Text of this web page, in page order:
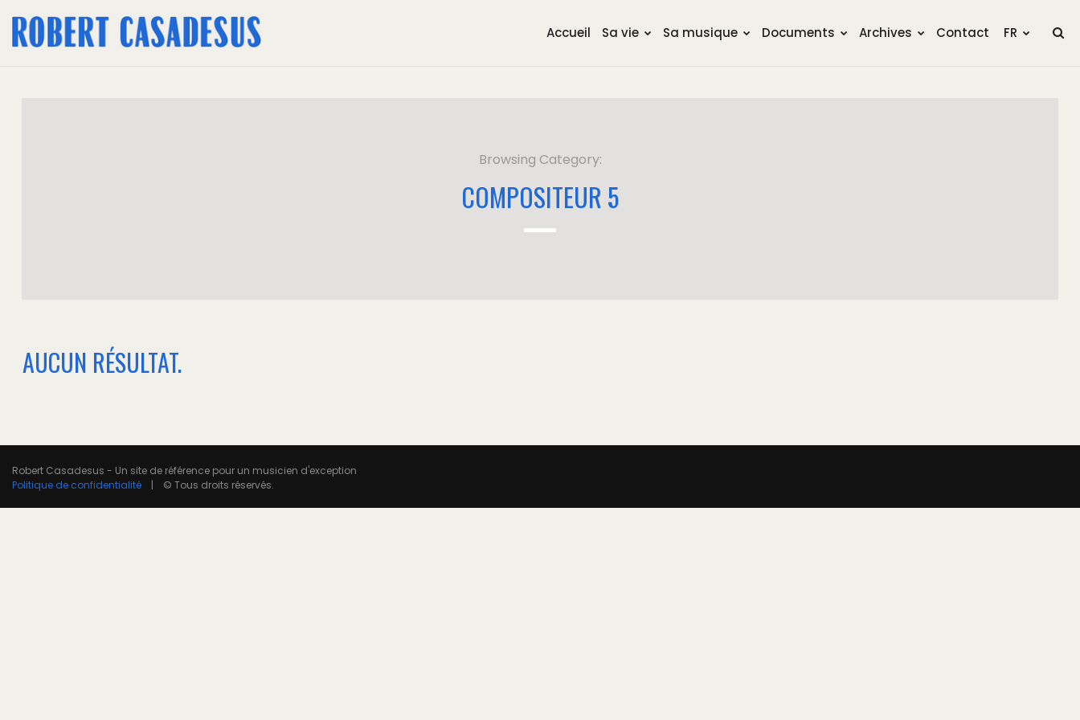
Accueil Sa vie Sa musique Documents Archives Contact FR
Browsing Category:
COMPOSITEUR 5
AUCUN RÉSULTAT.
Robert Casadesus - Un site de référence pour un musicien d'exception
Politique de confidentialité | © Tous droits réservés.